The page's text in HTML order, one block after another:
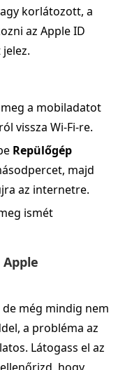
korlátozott, a
az Apple ID
meg a mobiladatot
vissza Wi‑Fi‑re.
Repülőgép
majd
az internetre.
ismét
még mindig nem
a probléma az
Látogass el az